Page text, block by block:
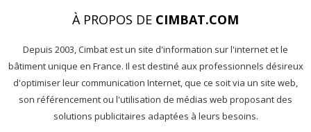
À PROPOS DE CIMBAT.COM
Depuis 2003, Cimbat est un site d'information sur l'internet et le
bâtiment unique en France. Il est destiné aux professionnels désireux
d'optimiser leur communication Internet, que ce soit via un site web,
son référencement ou l'utilisation de médias web proposant des
solutions publicitaires adaptées à leurs besoins.